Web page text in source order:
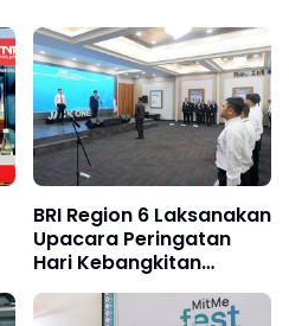
Tengah Banjir Baja
Global
BRI Region 6 Laksanakan
Upacara Peringatan
Hari Kebangkitan
Nasional Tahun 2026